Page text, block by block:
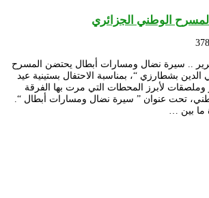
الوطني الجزائري
378
.. سيرة نضال ومسارات أبطال يحتضن المسرح
بشطارزي “، بمناسبة الاحتفال بستينية عيد
وملصقات لأبرز المحطات التي مرت بها الفرقة
تحت عنوان ” سيرة نضال ومسارات أبطال “.
ما بين …